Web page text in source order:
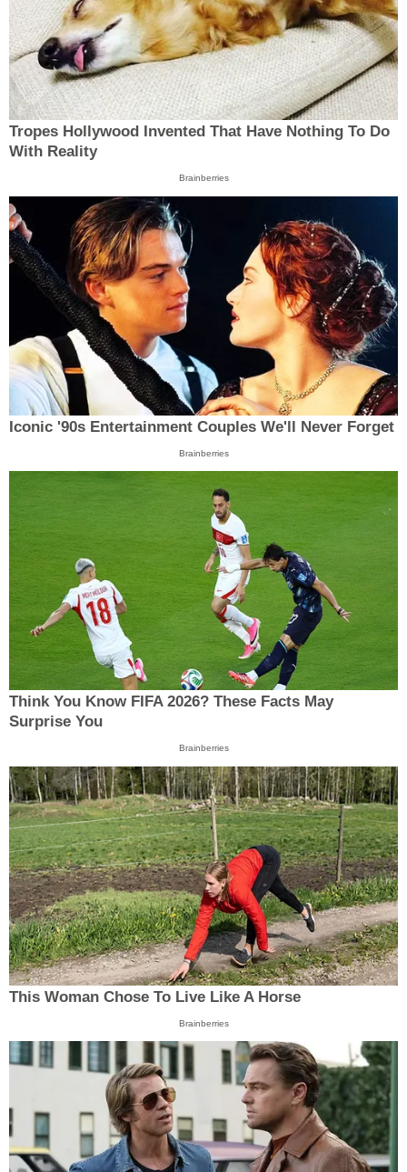
Tropes Hollywood Invented That Have Nothing To Do
With Reality
Brainberries
Iconic '90s Entertainment Couples We'll Never Forget
Brainberries
Think You Know FIFA 2026? These Facts May
Surprise You
Brainberries
This Woman Chose To Live Like A Horse
Brainberries